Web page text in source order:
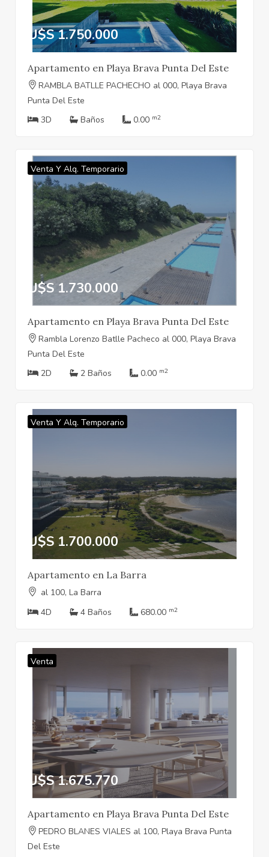
U$S 1.750.000
Apartamento en Playa Brava Punta Del Este
RAMBLA BATLLE PACHECHO al 000, Playa Brava
Punta Del Este
3D
Baños 0.00 m2
Venta Y Alq. Temporario
U$S 1.730.000
Apartamento en Playa Brava Punta Del Este
Rambla Lorenzo Batlle Pacheco al 000, Playa Brava
Punta Del Este
2D
2 Baños 0.00 m2
Venta Y Alq. Temporario
U$S 1.700.000
Apartamento en La Barra
al 100, La Barra
4D
4 Baños 680.00 m2
Venta
U$S 1.675.770
Apartamento en Playa Brava Punta Del Este
PEDRO BLANES VIALES al 100, Playa Brava Punta
Del Este